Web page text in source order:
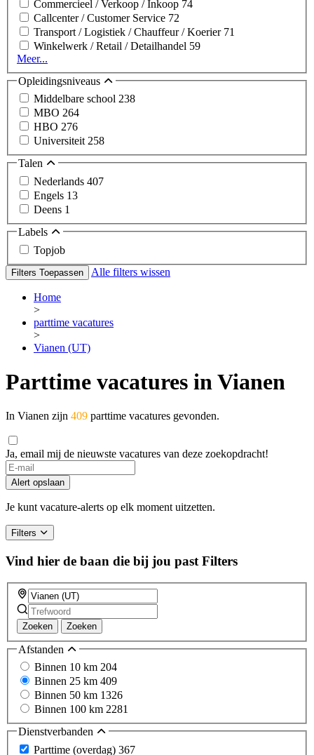
Commercieel / Verkoop / Inkoop 74
Callcenter / Customer Service 72
Transport / Logistiek / Chauffeur / Koerier 71
Winkelwerk / Retail / Detailhandel 59
Meer...
Opleidingsniveaus
Middelbare school 238
MBO 264
HBO 276
Universiteit258
Talen
Nederlands 407
Engels 13
Deens 1
Labels
Topjob
Filters Toepassen Alle filters wissen
Home
>
parttime vacatures
>
Vianen (UT)
Parttime vacatures in Vianen
In Vianen zijn 409 parttime vacatures gevonden.
Ja, email mij de nieuwste vacatures van deze zoekopdracht!
If
you
are
a
ignore
this
field
Alert opslaan
Je kunt vacature-alerts op elk moment uitzetten.
Filters
Vind hier de baan die bij jou past Filters
Zoeken Zoeken
Afstanden
Binnen 10 km 204
Binnen 25 km 409
Binnen 50 km 1326
Binnen 100 km 2281
Dienstverbanden
Parttime (overdag) 367